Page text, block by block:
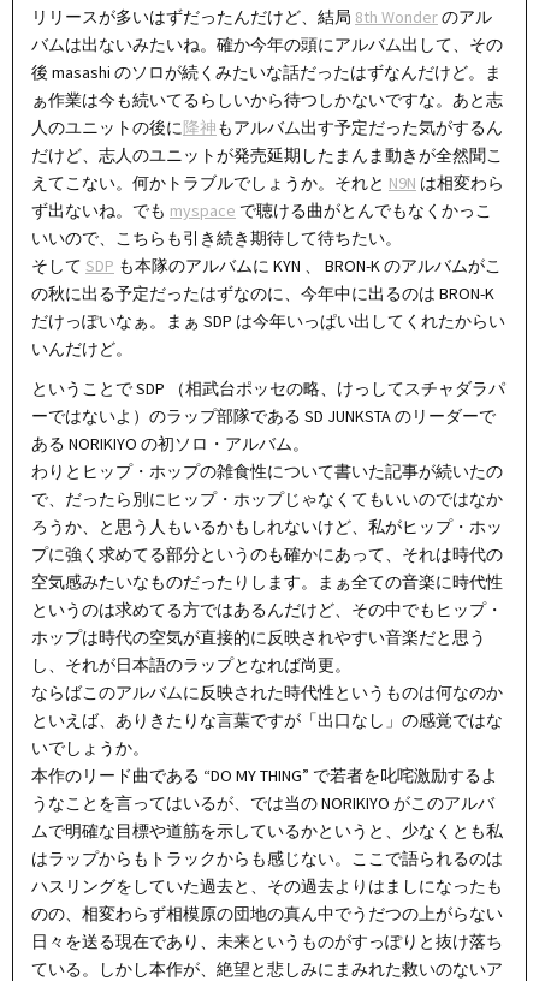
リリースが多いはずだったんだけど、結局 8th Wonderのアル
バムは出ないみたいね。確か今年の頭にアルバム出して、その
後 masashi のソロが続くみたいな話だったはずなんだけど。ま
ぁ作業は今も続いてるらしいから待つしかないですな。あと志
人のユニットの後に降神もアルバム出す予定だった気がするん
だけど、志人のユニットが発売延期したまんま動きが全然聞こ
えてこない。何かトラブルでしょうか。それと N9N は相変わら
ず出ないね。でも myspace で聴ける曲がとんでもなくかっこ
いいので、こちらも引き続き期待して待ちたい。
そして SDP も本隊のアルバムに KYN 、 BRON-K のアルバムがこ
の秋に出る予定だったはずなのに、今年中に出るのは BRON-K
だけっぽいなぁ。まぁ SDP は今年いっぱい出してくれたからい
いんだけど。
ということで SDP （相武台ポッセの略、けっしてスチャダラパ
ーではないよ）のラップ部隊である SD JUNKSTA のリーダーで
ある NORIKIYO の初ソロ・アルバム。
わりとヒップ・ホップの雑食性について書いた記事が続いたの
で、だったら別にヒップ・ホップじゃなくてもいいのではなか
ろうか、と思う人もいるかもしれないけど、私がヒップ・ホッ
プに強く求めてる部分というのも確かにあって、それは時代の
空気感みたいなものだったりします。まぁ全ての音楽に時代性
というのは求めてる方ではあるんだけど、その中でもヒップ・
ホップは時代の空気が直接的に反映されやすい音楽だと思う
し、それが日本語のラップとなれば尚更。
ならばこのアルバムに反映された時代性というものは何なのか
といえば、ありきたりな言葉ですが「出口なし」の感覚ではな
いでしょうか。
本作のリード曲である “DO MY THING” で若者を叱咤激励するよ
うなことを言ってはいるが、では当の NORIKIYO がこのアルバ
ムで明確な目標や道筋を示しているかというと、少なくとも私
はラップからもトラックからも感じない。ここで語られるのは
ハスリングをしていた過去と、その過去よりはましになったも
のの、相変わらず相模原の団地の真ん中でうだつの上がらない
日々を送る現在であり、未来というものがすっぽりと抜け落ち
ている。しかし本作が、絶望と悲しみにまみれた救いのないア